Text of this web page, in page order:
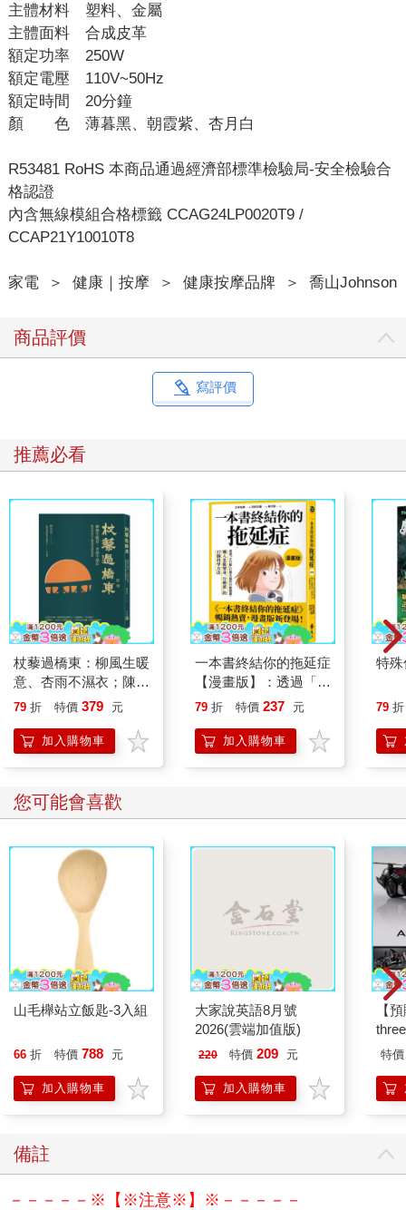
主體材料 塑料、金屬
主體面料 合成皮革
額定功率 250W
額定電壓 110V~50Hz
額定時間 20分鐘
顏 色 薄暮黑、朝霞紫、杏月白
R53481 RoHS 本商品通過經濟部標準檢驗局-安全檢驗合
格認證
內含無線模組合格標籤 CCAG24LP0020T9 /
CCAP21Y10010T8
家電 ＞ 健康｜按摩 ＞ 健康按摩品牌 ＞ 喬山Johnson
商品評價
寫評價
推薦必看
杖藜過橋東：柳風生暖
意、杏雨不濕衣；陳亮
恭談以心轉境的適齡漫
79 折 特價 379 元
加入購物車
一本書終結你的拖延症
【漫畫版】：透過「小
行動」打開大腦的行動
「行動派」的37個科
學方法
79 折 特價 237 元
加入購物車
特
79 折
您可能會喜歡
山毛櫸站立飯匙-3入組
66 折 特價 788 元
加入購物車
大家說英語8月號
2026(雲端加值版)
220 特價 209 元
加入購物車
【
VA
特價
備註
－－－－－※【※注意※】※－－－－－